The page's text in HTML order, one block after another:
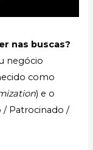
nas buscas?
negócio
como
) e o
/ Patrocinado /